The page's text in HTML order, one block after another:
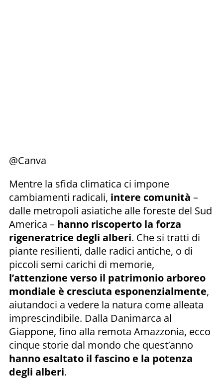
@Canva
Mentre la sfida climatica ci impone
cambiamenti radicali, intere comunità –
dalle metropoli asiatiche alle foreste del Sud
America – hanno riscoperto la forza
rigeneratrice degli alberi. Che si tratti di
piante resilienti, dalle radici antiche, o di
piccoli semi carichi di memorie,
l’attenzione verso il patrimonio arboreo
mondiale è cresciuta esponenzialmente,
aiutandoci a vedere la natura come alleata
imprescindibile. Dalla Danimarca al
Giappone, fino alla remota Amazzonia, ecco
cinque storie dal mondo che quest’anno
hanno esaltato il fascino e la potenza
degli alberi.